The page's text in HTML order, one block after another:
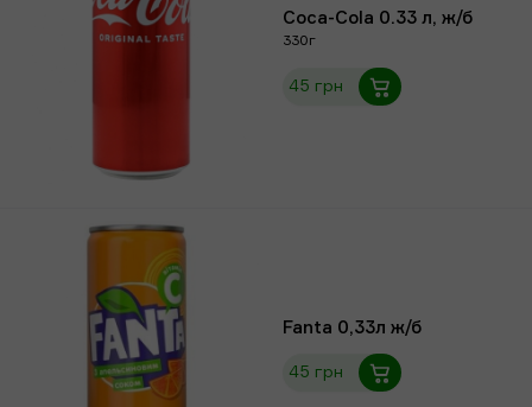
Coca-Cola 0.33 л, ж/б
330г
45 грн
Fanta 0,33л ж/б
45 грн